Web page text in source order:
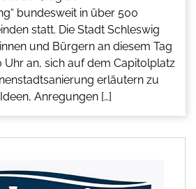
bundesweit in über 500
statt. Die Stadt Schleswig
und Bürgern an diesem Tag
Uhr an, sich auf dem Capitolplatz
erläutern zu
Anregungen […]